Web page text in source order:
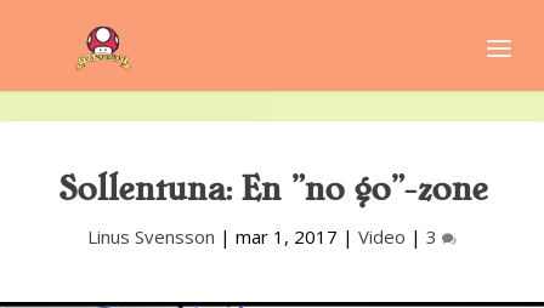
Sollentuna: En ”no go”-zone
Linus Svensson | mar 1, 2017 | Video | 3